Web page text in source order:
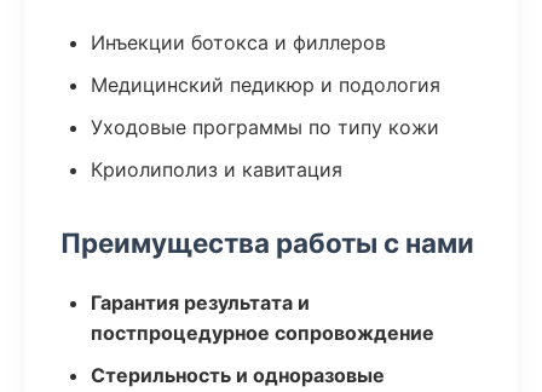
Инъекции ботокса и филлеров
Медицинский педикюр и подология
Уходовые программы по типу кожи
Криолиполиз и кавитация
Преимущества работы с нами
Гарантия результата и
постпроцедурное сопровождение
Стерильность и одноразовые